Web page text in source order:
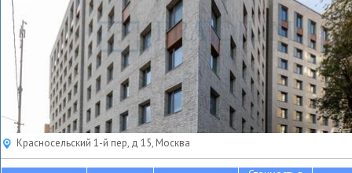
Красносельский 1-й пер, д 15, Москва